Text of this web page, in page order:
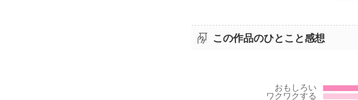
この作品のひとこと感想